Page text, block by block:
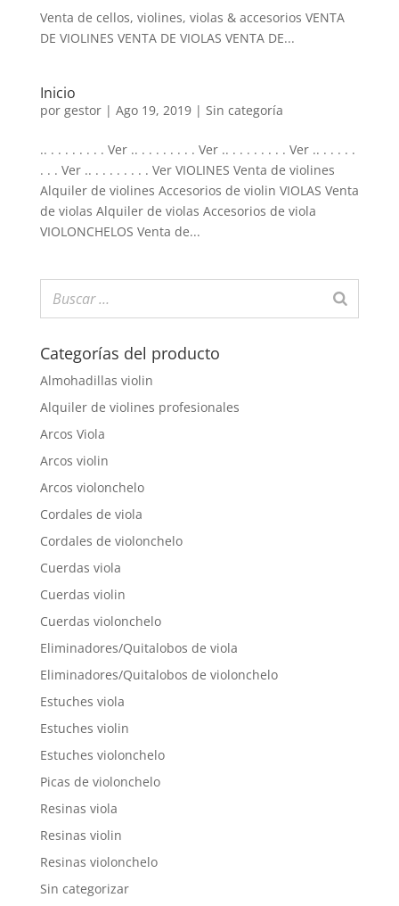
Venta de cellos, violines, violas & accesorios VENTA
DE VIOLINES VENTA DE VIOLAS VENTA DE...
Inicio
por gestor| Ago 19, 2019| Sin categoría
.. . . . . . . . . Ver .. . . . . . . . . Ver .. . . . . . . . . Ver .. . . . . .
. . . Ver .. . . . . . . . . Ver VIOLINES Venta de violines
Alquiler de violines Accesorios de violin VIOLAS Venta
de violas Alquiler de violas Accesorios de viola
VIOLONCHELOS Venta de...
Categorías del producto
Almohadillas violin
Alquiler de violines profesionales
Arcos Viola
Arcos violin
Arcos violonchelo
Cordales de viola
Cordales de violonchelo
Cuerdas viola
Cuerdas violin
Cuerdas violonchelo
Eliminadores/Quitalobos de viola
Eliminadores/Quitalobos de violonchelo
Estuches viola
Estuches violin
Estuches violonchelo
Picas de violonchelo
Resinas viola
Resinas violin
Resinas violonchelo
Sin categorizar